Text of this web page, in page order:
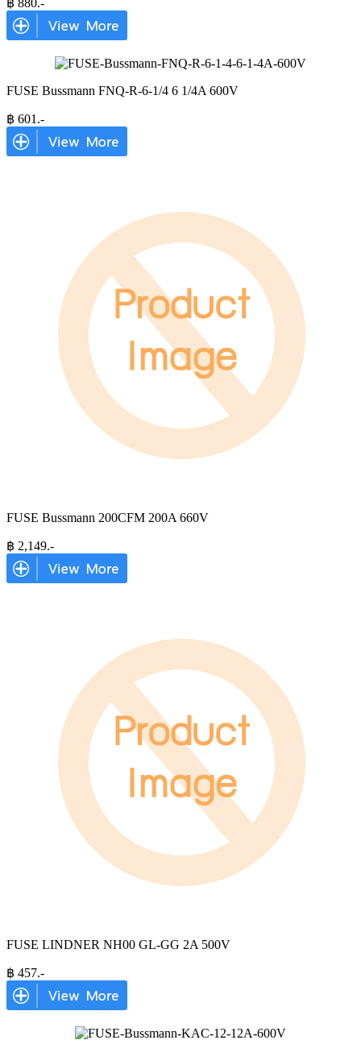
฿ 880.-
FUSE Bussmann FNQ-R-6-1/4 6 1/4A 600V
฿ 601 .-
FUSE Bussmann 200CFM 200A 660V
฿ 2,149.-
FUSE LINDNER NH00 GL-GG 2A 500V
฿ 457.-